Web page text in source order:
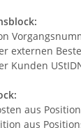
externen
Kunden
aus
aus